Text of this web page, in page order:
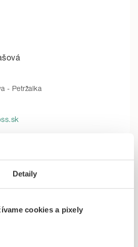
Detaily
cookies a pixely
- Petržalka